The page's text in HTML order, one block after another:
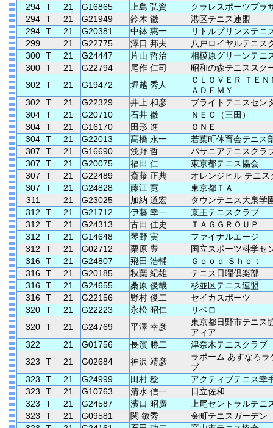
294 T 21 G16865 上島 弘資
クラレスポーツプラ
294 T 21 G21949 鈴木 徹
港区テニス連盟
294 T 21 G20381 中鉢 惠一
リトルプリンステニ
299
21 G22775 澤口 邦夫
八戸ロイヤルテニス
300 T 21 G24447 片山 哲治
相模原グリーンテニ
300 T 21 G22794 尾作 仁司
昭和の森テニススク
302
T 21 G19472 堀越 秀人
ＣＬＯＶＥＲ ＴＥ
ＡＤＥＭＹ
302
T 21 G22329 井上 和彦
ブライトテニスセン
304 T 21 G20710 石井 徹
ＮＥＣ（三田）
304 T 21 G16170 田形 進
ＯＮＥ
304 T 21 G22013 髙橋 永一
若葉町体育会テニス
307
T 21 G16690 浅野 哲
パサニアテニスクラ
307
T 21 G20075 福田 仁
東京都テニス協会
307
T 21 G22489 斎藤 正典
オレンジヒル テニス
307
T 21 G24828 藤江 寛
東京都ＴＡ
311
21 G23025 加納 道宏
タウンテニス大泉学
312
T 21 G21712 伊藤 幸一
京王テニスクラブ
312
T 21 G24313 古田 佳史
ＴＡＧＧＲＯＵＰ
312
T 21 G14648 琴野 実
ファイナルエージ
312
T 21 G02712 栗原 豊
国立スポーツ科学セ
316 T 21 G24807 飛田 浩輔
Ｇｏｏｄ Ｓｈｏｔ
316 T 21 G20185 秋葉 紀雄
テニス日曜倶楽部
316 T 21 G24655 桑原 俊哉
杉並区テニス連盟
316 T 21 G22156 野村 俊二
セイカスポーツ
320 T 21 G22223 永松 昭仁
リベロ
320 T 21 G24769 平澤 幸彦
東京都日野市テニス
アィア
322
21 G01756 長濱 勝二
津奈木テニスクラブ
323
T 21 G02684 神沢 靖彦
ラポーム あすなろラ
ブ
323
T 21 G24999 田村 稔
アクティブテニス幸
323
T 21 G10763 清水 信一
日立佐和
323
T 21 G24587 濱口 昭廣
上尾セントラルテニ
323
T 21 G09581 関 敏秀
金町テニスガーデン